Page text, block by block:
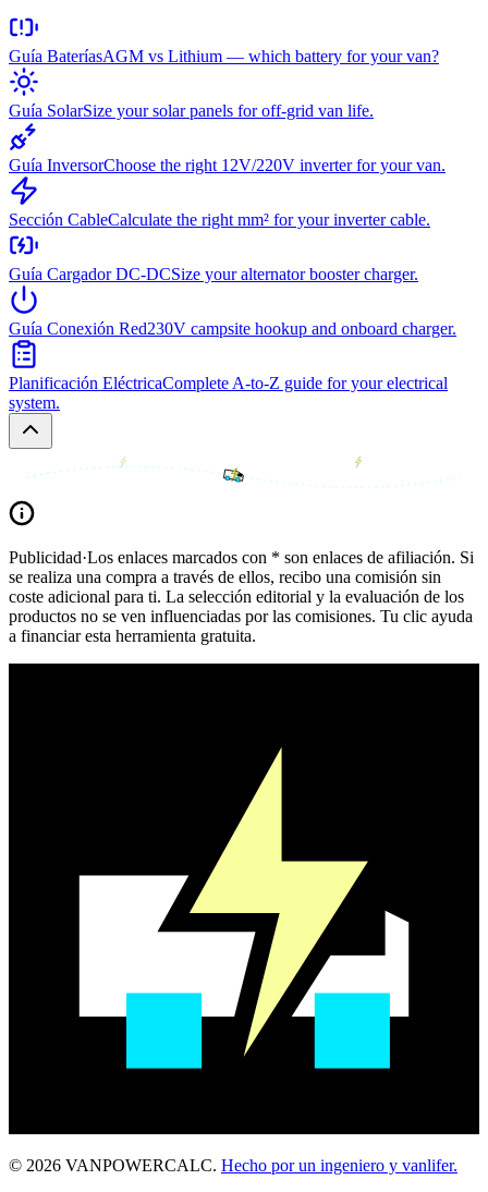
Guía BateríasAGM vs Lithium — which battery for your van?
Guía SolarSize your solar panels for off-grid van life.
Guía InversorChoose the right 12V/220V inverter for your van.
Sección CableCalculate the right mm² for your inverter cable.
Guía Cargador DC-DCSize your alternator booster charger.
Guía Conexión Red230V campsite hookup and onboard charger.
Planificación EléctricaComplete A-to-Z guide for your electrical
system.
Publicidad·Los enlaces marcados con * son enlaces de afiliación. Si
se realiza una compra a través de ellos, recibo una comisión sin
coste adicional para ti. La selección editorial y la evaluación de los
productos no se ven influenciadas por las comisiones. Tu clic ayuda
a financiar esta herramienta gratuita.
© 2026 VANPOWERCALC. Hecho por un ingeniero y vanlifer.